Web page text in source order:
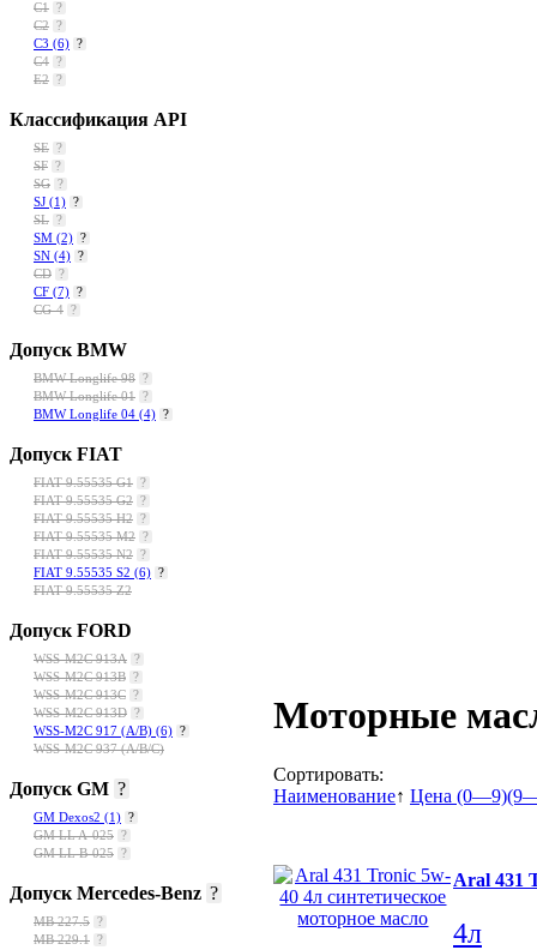
C1 ?
C2 ?
C3 (6) ?
C4 ?
E2 ?
Классификация API
SE ?
SF ?
SG ?
SJ (1) ?
SL ?
SM (2) ?
SN (4) ?
CD ?
CF (7) ?
CG-4 ?
Допуск BMW
BMW Longlife 98 ?
BMW Longlife 01 ?
BMW Longlife 04 (4) ?
Допуск FIAT
FIAT 9.55535 G1 ?
FIAT 9.55535 G2 ?
FIAT 9.55535 H2 ?
FIAT 9.55535 M2 ?
FIAT 9.55535 N2 ?
FIAT 9.55535 S2 (6) ?
FIAT 9.55535 Z2
Допуск FORD
WSS-M2C 913A ?
WSS-M2C 913B ?
WSS-M2C 913C ?
WSS-M2C 913D ?
WSS-M2C 917 (A/B) (6) ?
WSS-M2C 937 (A/B/C)
Допуск GM ?
GM Dexos2 (1) ?
GM LL A-025 ?
GM LL B-025 ?
Допуск Mercedes-Benz ?
МВ 227.5 ?
MB 229.1 ?
Моторные
Сортировать:
Наименование↑ Цена (0—9)
Aral 431
4л